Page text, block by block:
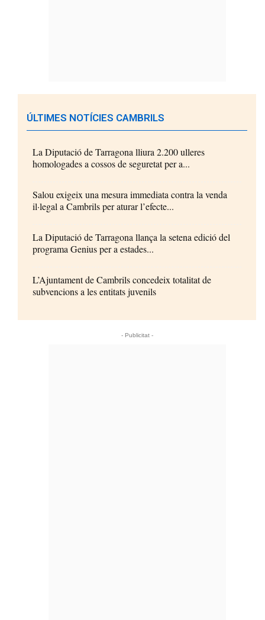
ÚLTIMES NOTÍCIES CAMBRILS
La Diputació de Tarragona lliura 2.200 ulleres
homologades a cossos de seguretat per a...
Salou exigeix una mesura immediata contra la venda
il·legal a Cambrils per aturar l’efecte...
La Diputació de Tarragona llança la setena edició del
programa Genius per a estades...
L’Ajuntament de Cambrils concedeix totalitat de
subvencions a les entitats juvenils
- Publicitat -